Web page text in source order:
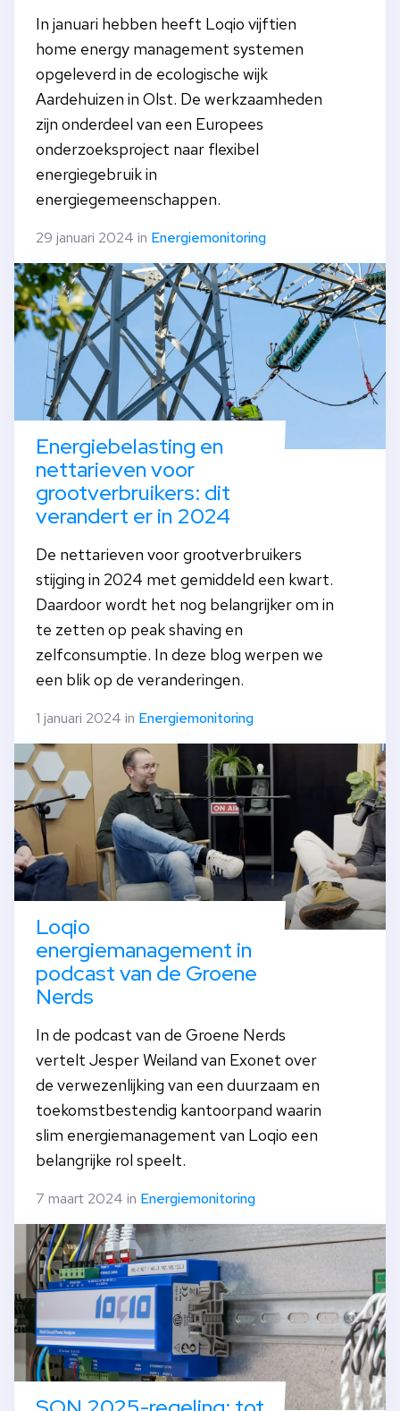
In januari hebben heeft Loqio vijftien
home energy management systemen
opgeleverd in de ecologische wijk
Aardehuizen in Olst. De werkzaamheden
zijn onderdeel van een Europees
onderzoeksproject naar flexibel
energiegebruik in
energiegemeenschappen.
29 januari 2024 in Energiemonitoring
Energiebelasting en
nettarieven voor
grootverbruikers: dit
verandert er in 2024
De nettarieven voor grootverbruikers
stijging in 2024 met gemiddeld een kwart.
Daardoor wordt het nog belangrijker om in
te zetten op peak shaving en
zelfconsumptie. In deze blog werpen we
een blik op de veranderingen.
1 januari 2024 in Energiemonitoring
Loqio
energiemanagement in
podcast van de Groene
Nerds
In de podcast van de Groene Nerds
vertelt Jesper Weiland van Exonet over
de verwezenlijking van een duurzaam en
toekomstbestendig kantoorpand waarin
slim energiemanagement van Loqio een
belangrijke rol speelt.
7 maart 2024 in Energiemonitoring